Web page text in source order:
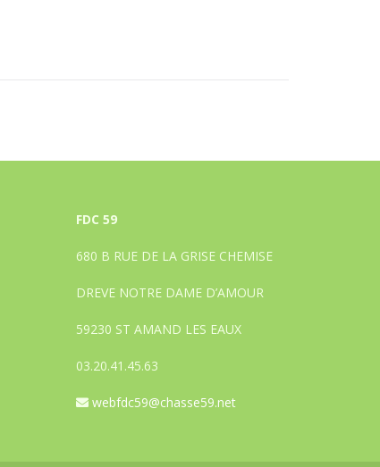
FDC 59
680 B RUE DE LA GRISE CHEMISE
DREVE NOTRE DAME D’AMOUR
59230 ST AMAND LES EAUX
03.20.41.45.63
webfdc59@chasse59.net